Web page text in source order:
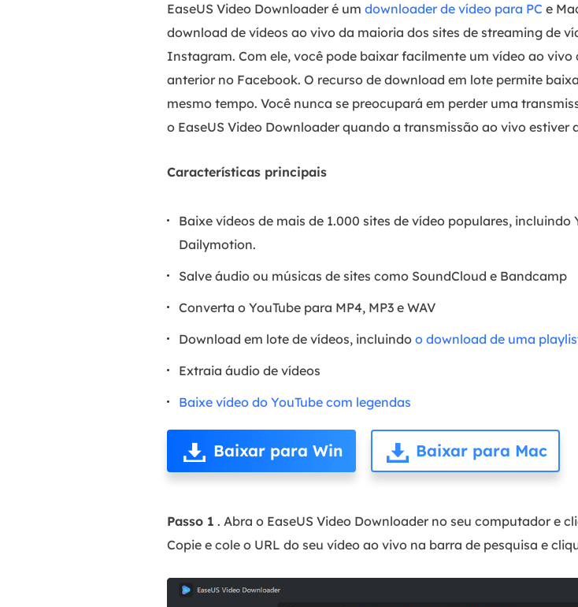
EaseUS Video Downloader é um downloader de vídeo para PC e
download de vídeos ao vivo da maioria dos sites de streaming de
Instagram. Com ele, você pode baixar facilmente um vídeo ao
anterior no Facebook. O recurso de download em lote permite
mesmo tempo. Você nunca se preocupará em perder uma
o EaseUS Video Downloader quando a transmissão ao vivo estiver
Características principais
Baixe vídeos de mais de 1.000 sites de vídeo populares,
Dailymotion.
Salve áudio ou músicas de sites como SoundCloud e Bandcamp
Converta o YouTube para MP4, MP3 e WAV
Download em lote de vídeos, incluindo o download de uma
Extraia áudio de vídeos
Baixe vídeo do YouTube com legendas
Baixar para Win Baixar para Mac
Passo 1 . Abra o EaseUS Video Downloader no seu computador e
Copie e cole o URL do seu vídeo ao vivo na barra de pesquisa e